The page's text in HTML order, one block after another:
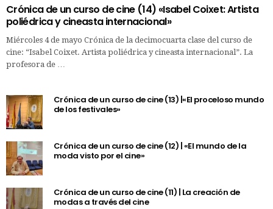
Crónica de un curso de cine (14) «Isabel Coixet: Artista
poliédrica y cineasta internacional»
Miércoles 4 de mayo Crónica de la decimocuarta clase del curso de
cine: “Isabel Coixet. Artista poliédrica y cineasta internacional”. La
profesora de …
Crónica de un curso de cine (13) |«El proceloso mundo
de los festivales»
Crónica de un curso de cine (12) | «El mundo de la
moda visto por el cine»
Crónica de un curso de cine (11) | La creación de
modas a través del cine